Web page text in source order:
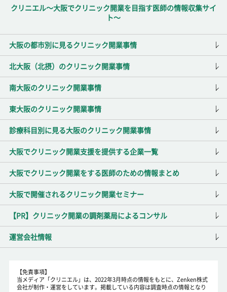
クリニエル～大阪でクリニック開業を目指す医師の情報収集サイ
ト～
大阪の都市別に見るクリニック開業事情
北大阪（北摂）のクリニック開業事情
南大阪のクリニック開業事情
東大阪のクリニック開業事情
診療科目別に見る大阪のクリニック開業事情
大阪でクリニック開業支援を提供する企業一覧
大阪でクリニック開業をする医師のための情報まとめ
大阪で開催されるクリニック開業セミナー
【PR】クリニック開業の調剤薬局によるコンサル
運営会社情報
【免責事項】
当メディア「クリニエル」は、2022年3月時点の情報をもとに、Zenken株式
会社が制作・運営をしています。掲載している内容は調査時点の情報となり